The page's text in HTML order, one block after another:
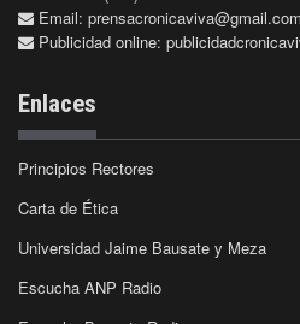
Email: prensacronicaviva@gmail.com
Publicidad online:
Enlaces
Principios Rectores
Carta de Ética
Universidad Jaime Bausate y Meza
Escucha ANP Radio